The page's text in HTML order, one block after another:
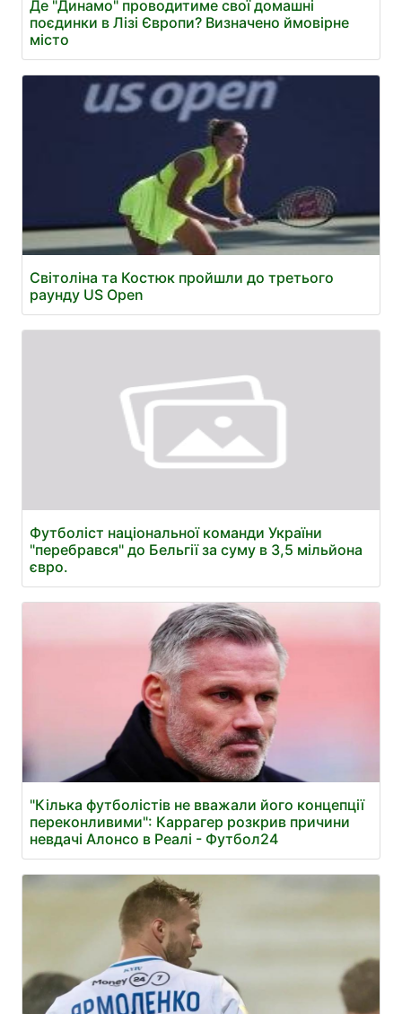
Де "Динамо" проводитиме свої домашні
поєдинки в Лізі Європи? Визначено ймовірне
місто
Світоліна та Костюк пройшли до третього
раунду US Open
Футболіст національної команди України
"перебрався" до Бельгії за суму в 3,5 мільйона
євро.
"Кілька футболістів не вважали його концепції
переконливими": Каррагер розкрив причини
невдачі Алонсо в Реалі - Футбол24